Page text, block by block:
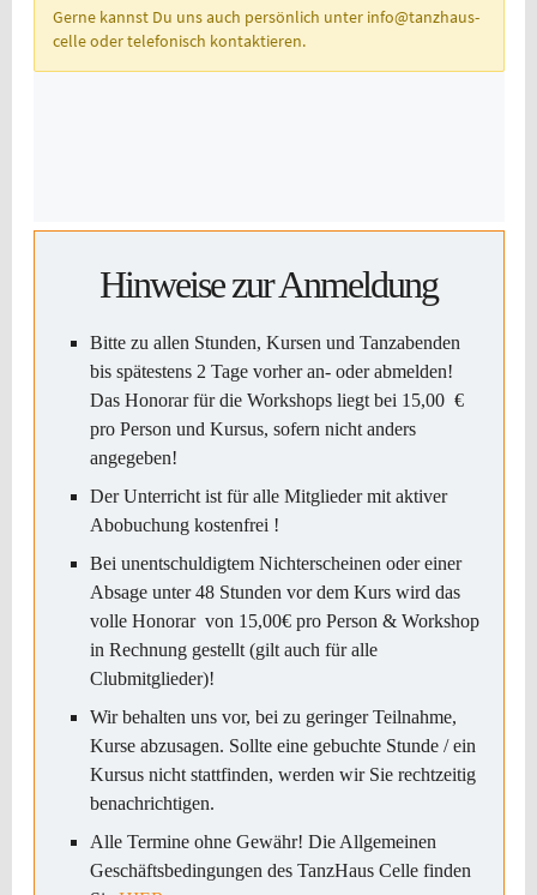
Hinweise zur Anmeldung
Bitte zu allen Stunden, Kursen und Tanzabenden
bis spätestens 2 Tage vorher an- oder abmelden!
Das Honorar für die Workshops liegt bei 15,00 €
pro Person und Kursus, sofern nicht anders
angegeben!
Der Unterricht ist für alle Mitglieder mit aktiver
Abobuchung kostenfrei !
Bei unentschuldigtem Nichterscheinen oder einer
Absage unter 48 Stunden vor dem Kurs wird das
volle Honorar von 15,00€ pro Person & Workshop
in Rechnung gestellt (gilt auch für alle
Clubmitglieder)!
Wir behalten uns vor, bei zu geringer Teilnahme,
Kurse abzusagen. Sollte eine gebuchte Stunde / ein
Kursus nicht stattfinden, werden wir Sie rechtzeitig
benachrichtigen.
Alle Termine ohne Gewähr! Die Allgemeinen
Geschäftsbedingungen des TanzHaus Celle finden